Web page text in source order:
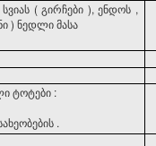
სვიას ( გირჩები ), ენდოს ,
)ნედლიმასა
ტოტები :
.